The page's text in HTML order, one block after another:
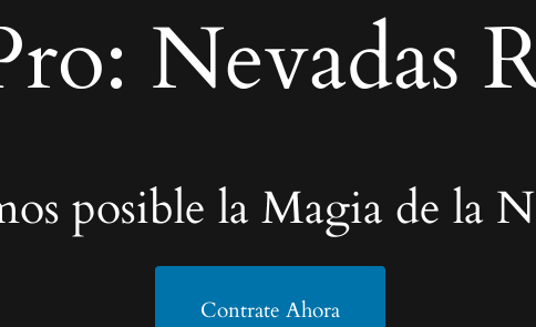
Nevadas
posible la Magia de la
Contrate Ahora